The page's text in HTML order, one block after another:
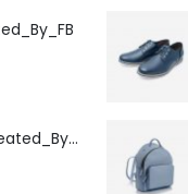
[X503248Z]_Created_By_FB